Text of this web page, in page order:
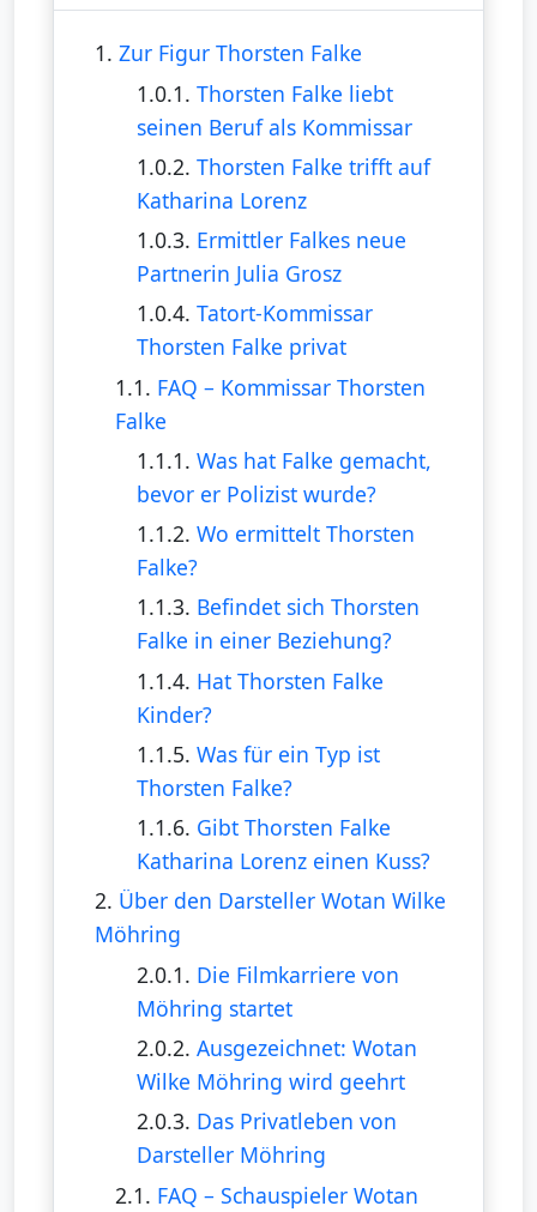
1. Zur Figur Thorsten Falke
1.0.1. Thorsten Falke liebt
seinen Beruf als Kommissar
1.0.2. Thorsten Falke trifft auf
Katharina Lorenz
1.0.3. Ermittler Falkes neue
Partnerin Julia Grosz
1.0.4. Tatort-Kommissar
Thorsten Falke privat
1.1. FAQ – Kommissar Thorsten
Falke
1.1.1. Was hat Falke gemacht,
bevor er Polizist wurde?
1.1.2. Wo ermittelt Thorsten
Falke?
1.1.3. Befindet sich Thorsten
Falke in einer Beziehung?
1.1.4. Hat Thorsten Falke
Kinder?
1.1.5. Was für ein Typ ist
Thorsten Falke?
1.1.6. Gibt Thorsten Falke
Katharina Lorenz einen Kuss?
2. Über den Darsteller Wotan Wilke
Möhring
2.0.1. Die Filmkarriere von
Möhring startet
2.0.2. Ausgezeichnet: Wotan
Wilke Möhring wird geehrt
2.0.3. Das Privatleben von
Darsteller Möhring
2.1. FAQ – Schauspieler Wotan